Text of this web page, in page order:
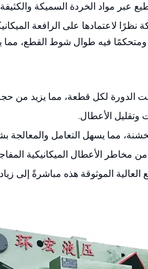
عبر مواد الخردة السميكة
نظرًا لاعتمادها على الرافعة
ومتحكمًا فيه طوال شوط القطع،
الدورة لكل قطعة، مما يزيد من
وتقليل الأعطال.
مما يسهل التعامل والمعالجة
مخاطر الأعطال الميكانيكية
الموثوقة هذه مباشرةً إلى